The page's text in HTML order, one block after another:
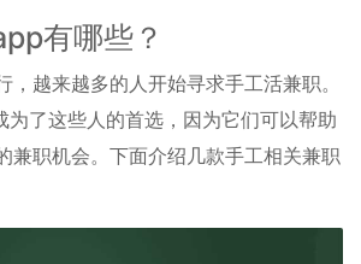
有哪些？
，越来越多的人开始寻求手工活兼职。
了这些人的首选，因为它们可以帮助
兼职机会。下面介绍几款手工相关兼职